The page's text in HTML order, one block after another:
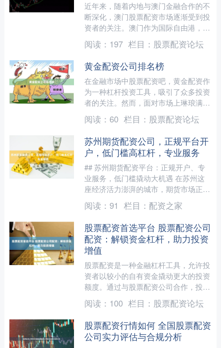
近年来，随着内地与澳门金融合作的不
断深化，澳门股票配资市场逐渐受到投
资者的关注。澳门作为国际自由港，拥
有独特的金融政策和相对宽松的监管环
境，吸引了不少配资平台在....
阅读： 197 栏目： 股票配资论坛
黄金配资公司排名榜
在金融市场中股票配资吧，黄金配资作
为一种杠杆投资工具，吸引了众多投资
者的关注。然而，面对市场上琳琅满目
的配资公司，如何选择一家安全、可
靠、服务优质的平台，成为投....
阅读： 60 栏目： 股票配资论坛
苏州期货配资公司，正规平台开
户，低门槛高杠杆，专业服务
## 苏州期货配资平台：正规开户、专
业服务，低门槛撬动大机遇 在苏州这
座经济活力澎湃的城市，期货市场正吸
引着越来越多投资者的目光。面对市场
波动带来的机遇与挑战，....
阅读： 91 栏目： 配资之家
股票配资首选平台 股票配资公司
配资：解锁资金杠杆，助力投资
增值
股票配资是一种金融杠杆工具，允许投
资者以较小的自有资金撬动更大的投资
额度。通过与股票配资公司合作，投资
者可以获得额外的资金，从而扩大投资
规模股票配资首选平台，提....
阅读： 100 栏目： 股票配资论坛
股票配资行情如何 全国股票配资
公司实力评估与合规分析